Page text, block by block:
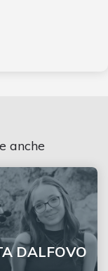
anche
DALFOVO